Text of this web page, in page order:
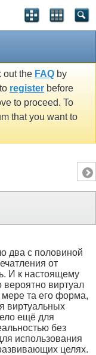
out the FAQ by
register before
to proceed. To
that you want to
два с половиной
от
И к настоящему
виртуал
мере та его форма,
виртуальных
ещё для
без
использования
целях.